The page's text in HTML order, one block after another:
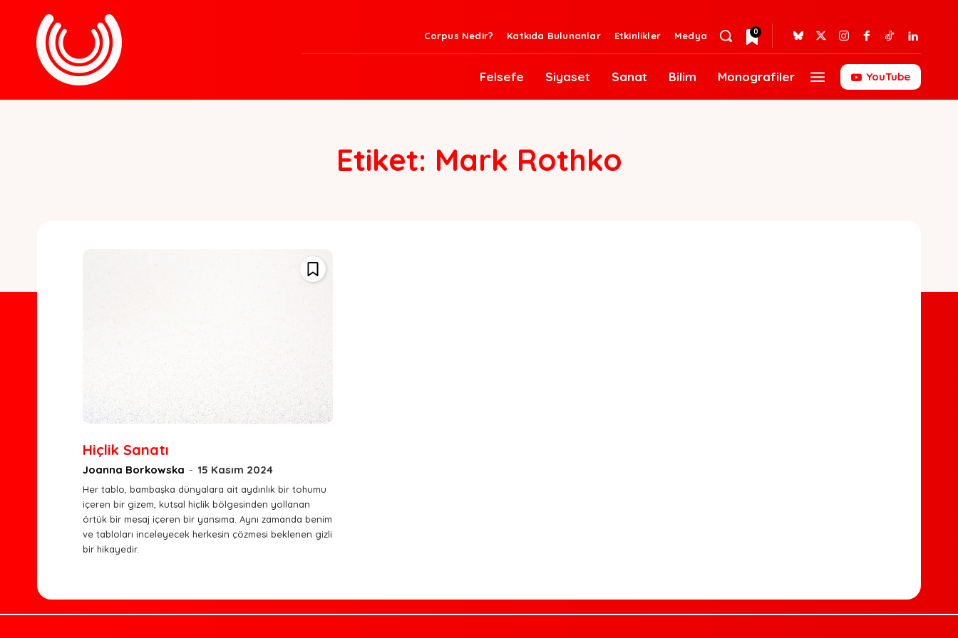
Corpus Nedir? Katkıda Bulunanlar Etkinlikler Medya 0
Felsefe Siyaset Sanat Bilim Monografiler YouTube
Etiket: Mark Rothko
Hiçlik Sanatı
Joanna Borkowska - 15 Kasım 2024
Her tablo, bambaşka dünyalara ait aydınlık bir tohumu
içeren bir gizem, kutsal hiçlik bölgesinden yollanan
örtük bir mesaj içeren bir yansıma. Aynı zamanda benim
ve tabloları inceleyecek herkesin çözmesi beklenen gizli
bir hikayedir.